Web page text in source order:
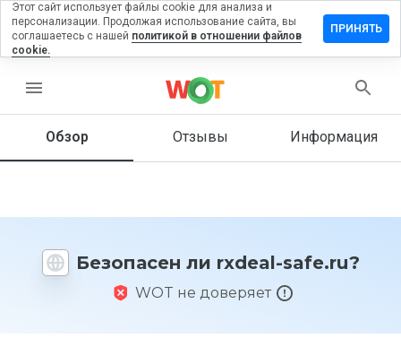
menu
Обзор Отзывы Информация
Безопасен ли rxdeal-safe.ru?
WOT не доверяет
на
оценили
сайт от
1 до 5?
Этот сайт использует файлы cookie для анализа и
персонализации. Продолжая использование сайта, вы
соглашаетесь с нашей политикой в отношении файлов
cookie.
ПРИНЯТЬ